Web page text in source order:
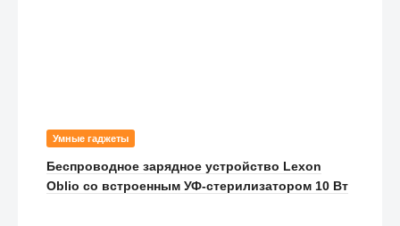
Умные гаджеты
Беспроводное зарядное устройство Lexon
Oblio со встроенным УФ-стерилизатором 10 Вт